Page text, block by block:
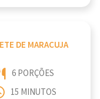
DE MARACUJA
6 PORÇÕES
15 MINUTOS